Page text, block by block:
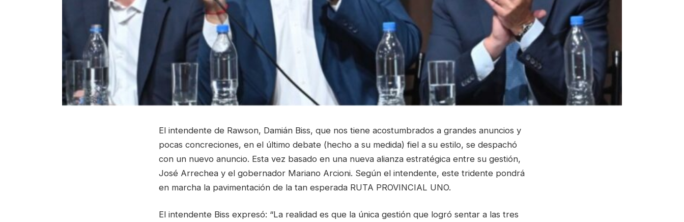
El intendente de Rawson, Damián Biss, que nos tiene acostumbrados a grandes anuncios y
pocas concreciones, en el último debate (hecho a su medida) fiel a su estilo, se despachó
con un nuevo anuncio. Esta vez basado en una nueva alianza estratégica entre su gestión,
José Arrechea y el gobernador Mariano Arcioni. Según el intendente, este tridente pondrá
en marcha la pavimentación de la tan esperada RUTA PROVINCIAL UNO.
El intendente Biss expresó: “La realidad es que la única gestión que logró sentar a las tres